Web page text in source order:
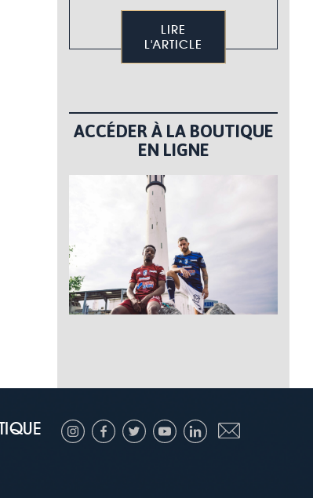
LIRE
L'ARTICLE
ACCÉDER À LA BOUTIQUE
EN LIGNE